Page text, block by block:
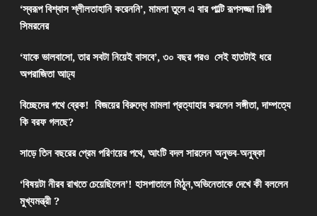
‘স্বরূপ বিশ্বাস শ্লীলতাহানি করেননি’, মামলা তুলে এ বার পাল্টি রূপসজ্জা শিল্পী
সিমরনের
‘যাকে ভালবাসো, তার সবটা নিয়েই বাসবে’, ৩০ বছর পরও সেই হাতটাই ধরে
অপরাজিতা আঢ্য
বিচ্ছেদের পথে ব্রেক! বিজয়ের বিরুদ্ধে মামলা প্রত্যাহার করলেন সঙ্গীতা, দাম্পত্যে
কি বরফ গলছে?
সাড়ে তিন বছরের প্রেম পরিণয়ের পথে, আংটি বদল সারলেন অনুভব-অনুষ্কা
‘বিষয়টা নীরব রাখতে চেয়েছিলেন’! হাসপাতালে মিঠুন,অভিনেতাকে দেখে কী বললেন
মুখ্যমন্ত্রী ?